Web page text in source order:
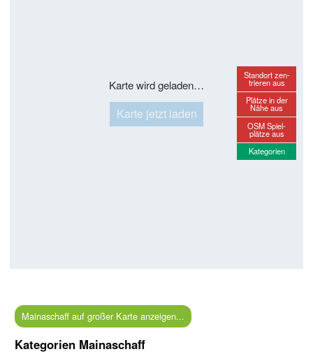
Karte wird geladen…
Karte jetzt laden
Standort zen-
trieren aus
Plätze in der
Nähe aus
OSM Spiel-
plätze aus
Kategorien
Mainaschaff auf großer Karte anzeigen...
Kategorien Mainaschaff